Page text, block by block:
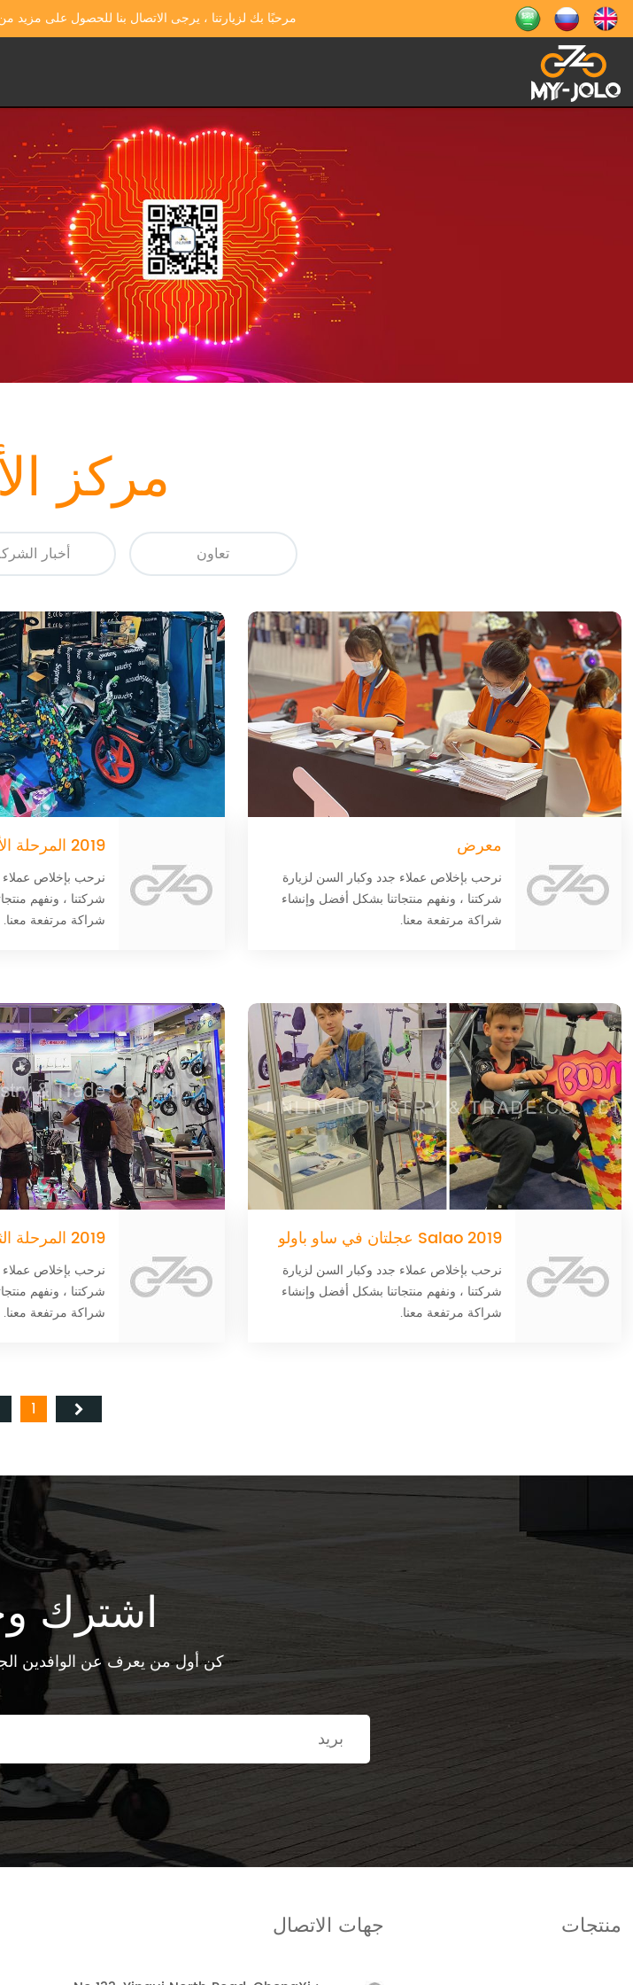
مرحبًا بك لزيارتنا ، يرجى الاتصال بنا للحصول على مزيد
مركز
تعاون أخبار
معرض
نرحب بإخلاص عملاء جدد وكبار السن لزيارة
شركتنا ، ونفهم منتجاتنا بشكل أفضل وإنشاء
شراكة مرتفعة معنا.
نرحب بإخلاص عملاء
شركتنا ، ونفهم
شراكة مرتفعة معنا.
2019 Salao عجلتان في ساو باولو
نرحب بإخلاص عملاء جدد وكبار السن لزيارة
شركتنا ، ونفهم منتجاتنا بشكل أفضل وإنشاء
شراكة مرتفعة معنا.
نرحب بإخلاص عملاء
شركتنا ، ونفهم
شراكة مرتفعة معنا.
1
اشترك
كن أول من يعرف عن الوافدين
منتجات جهات الاتصال